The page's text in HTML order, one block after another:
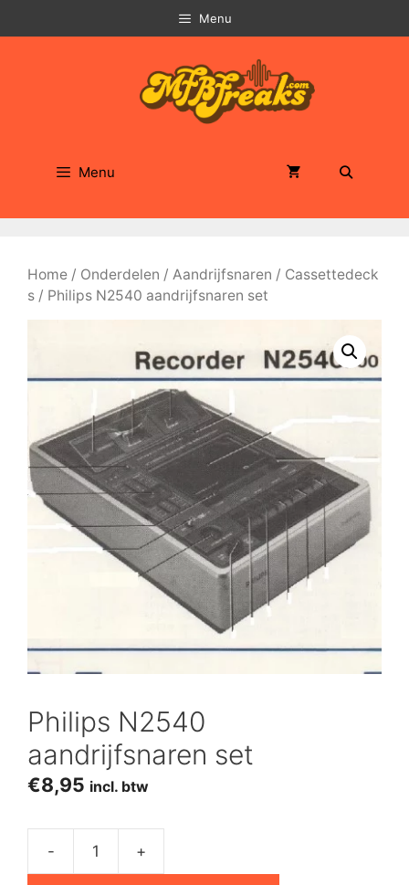
naar
Menu
Menu
Home / Onderdelen / Aandrijfsnaren / Cassettedeck
s / Philips N2540 aandrijfsnaren set
Philips N2540
aandrijfsnaren set
€8,95 incl. btw
- +